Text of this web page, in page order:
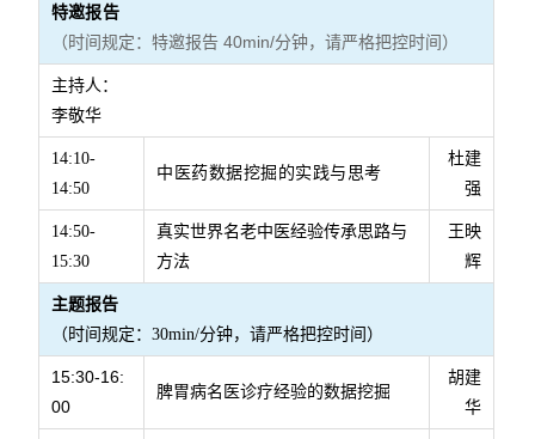
特邀报告
（时间规定：特邀报告 40min/分钟，请严格把控时间）
主持人：
李敬华
14:10-
14:50
中医药数据挖掘的实践与思考
杜建
强
14:50-
15:30
真实世界名老中医经验传承思路与
方法
王映
辉
主题报告
（时间规定：30min/分钟，请严格把控时间）
15:30-16:
00
脾胃病名医诊疗经验的数据挖掘
胡建
华